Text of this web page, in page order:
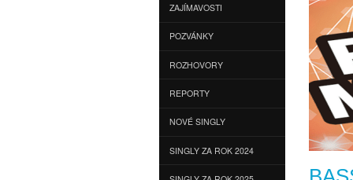
ZAJÍMAVOSTI
POZVÁNKY
ROZHOVORY
REPORTY
NOVÉ SINGLY
SINGLY ZA ROK 2024